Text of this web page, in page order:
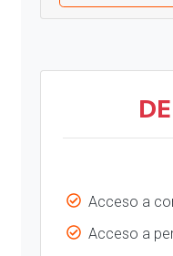
Acceso a
Acceso a